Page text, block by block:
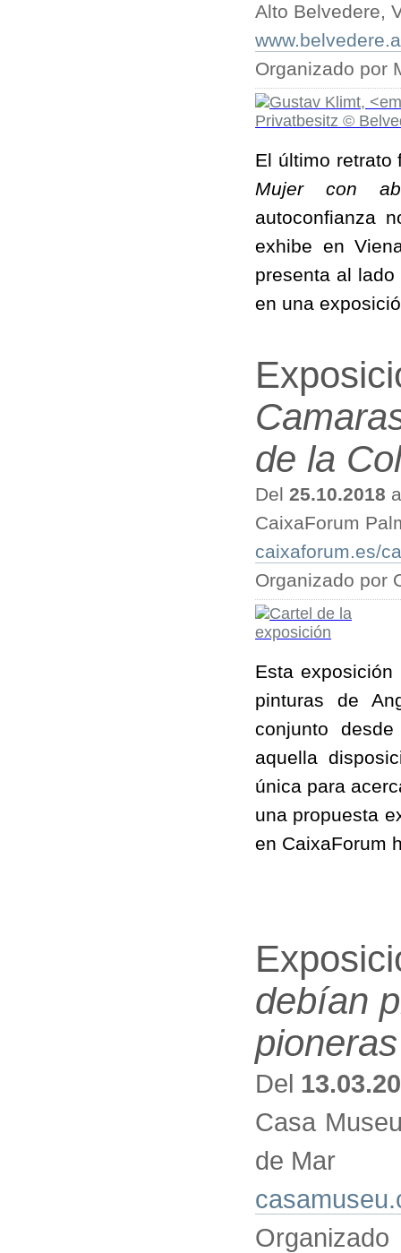
Alto Belvedere,
Organizado por
El último retrato
Mujer con
autoconfianza
exhibe en
presenta al
en una
de la
Del 25.10.2018
CaixaForum
caixaforum.es/
Organizado por
Esta
pinturas de
conjunto
aquella
única para
una propuesta
en CaixaForum
debían
Del
Casa
de Mar